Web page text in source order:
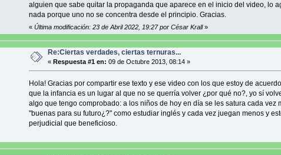
alguien que sabe quitar la propaganda que aparece en el inicio del video, lo
nada porque uno no se concentra desde el principio. Gracias.
« Última modificación: 23 de Abril 2022, 19:27 por César Krall»
Re:Ciertas verdades, ciertas ternuras...
« Respuesta #1 en: 09 de Octubre 2013, 08:14 »
Hola! Gracias por compartir ese texto y ese video con los que estoy de
que la infancia es un lugar al que no se querría volver ¿por qué no?, yo sí
algo que tengo comprobado: a los niños de hoy en día se les satura cada vez
"buenas para su futuro¿?" como estudiar inglés y cada vez juegan menos y
perjudicial que beneficioso.